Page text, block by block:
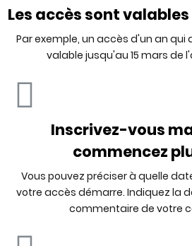
Les accès sont
Par exemple, un accès d'un an qui
valable jusqu'au 15 mars de
Inscrivez-vous
commencez
Vous pouvez préciser à quelle
votre accès démarre. Indiquez la
commentaire de votre